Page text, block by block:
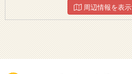
周辺情報を表